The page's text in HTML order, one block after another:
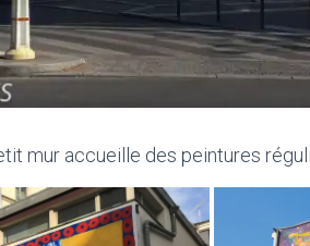
mur accueille des peintures